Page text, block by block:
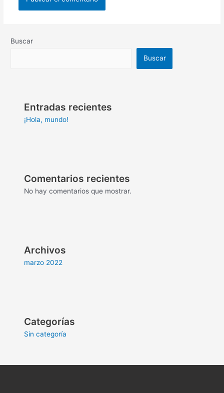
Buscar
Buscar
Entradas recientes
¡Hola, mundo!
Comentarios recientes
No hay comentarios que mostrar.
Archivos
marzo 2022
Categorías
Sin categoría